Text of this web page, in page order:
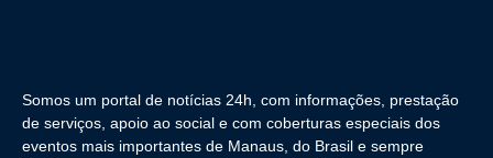
Somos um portal de notícias 24h, com informações, prestação
de serviços, apoio ao social e com coberturas especiais dos
eventos mais importantes de Manaus, do Brasil e sempre